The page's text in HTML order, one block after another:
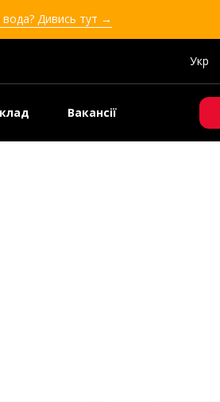
вода? Дивись тут →
Укр
Вакансії